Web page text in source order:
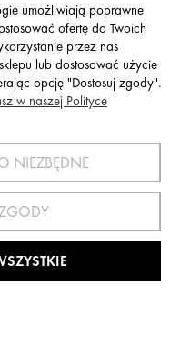
Wymiany
24-66-379 || E-
tel:(75) 777 76 36
© 2022 Sport2002.pl
|Sklep Shoper.pl
umożliwiają poprawne
ofertę do Twoich
przez nas
lub dostosować użycie
opcję "Dostosuj zgody".
w naszej Polityce
NIEZBĘDNE